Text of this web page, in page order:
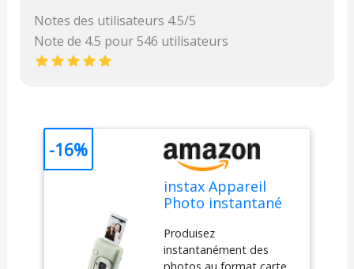
Notes des utilisateurs 4.5/5
Note de 4.5 pour 546 utilisateurs
instax Appareil
Photo instantané
Vert Matcha avec
écran LCD arrière
Produisez
instantanément des
-16%